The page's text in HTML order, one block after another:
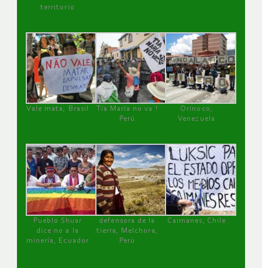
territorio
Vale mata, Brasil
Tía María no va !
Perú
Orinoco,
Venezuela
Pueblo Shuar
dice no a la
minería, Ecuador
defensora de la
tierra, Melchora,
Perú
Caimanes, Chile